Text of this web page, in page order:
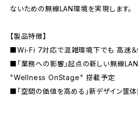
ないための無線LAN環境を実現します。
【製品特徴】
■Wi‑Fi 7対応で混雑環境下でも 高速＆
■「業務への影響」起点の新しい無線
"Wellness OnStage" 搭載予定
■「空間の価値を高める」新デザイン筐